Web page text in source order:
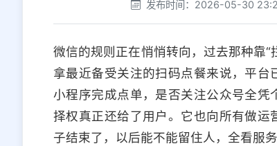
发布时间：2026-05-30
微信的规则正在悄悄转向，过去那种靠“
拿最近备受关注的扫码点餐来说，平
小程序完成点单，是否关注公众号全
择权真正还给了用户。它也向所有做运
子结束了，以后能不能留住人，全看服